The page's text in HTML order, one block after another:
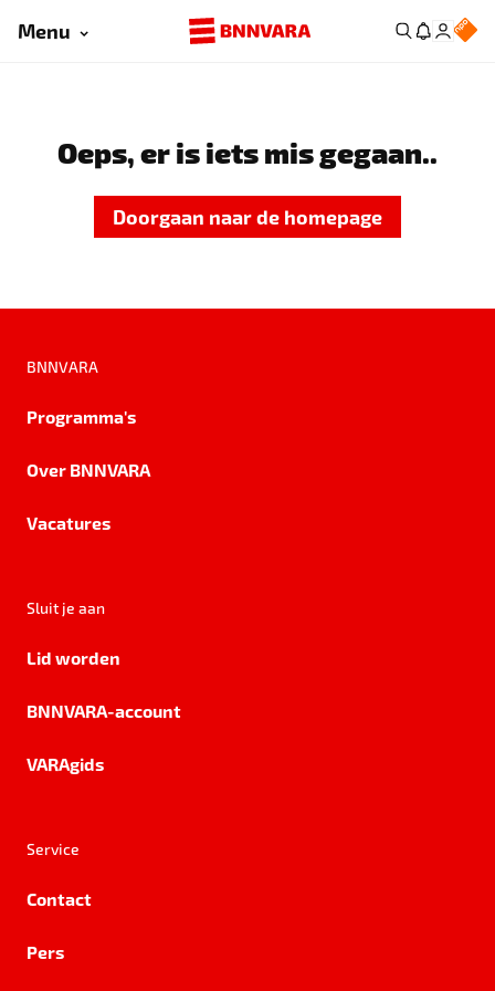
Menu
Oeps, er is iets mis gegaan..
Doorgaan naar de homepage
BNNVARA
Programma's
Over BNNVARA
Vacatures
Sluit je aan
Lid worden
BNNVARA-account
VARAgids
Service
Contact
Pers